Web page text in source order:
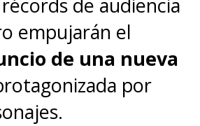
de audiencia
empujarán el
de una nueva
por